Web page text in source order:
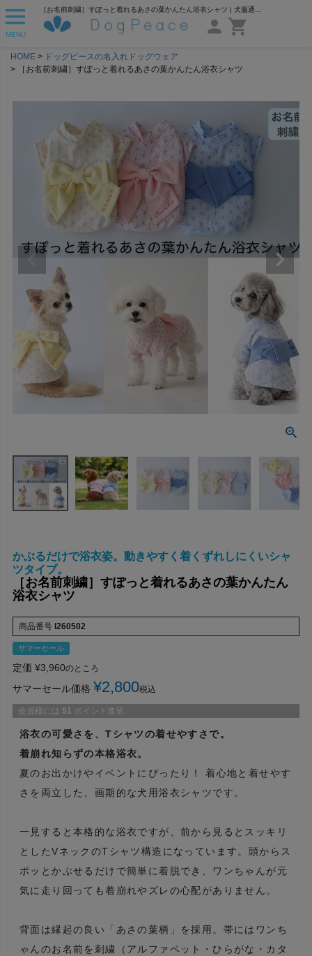
MENU
HOME
ドッグピースの名入れドッグウェア
［お名前刺繍］すぽっと着れるあさの葉かんたん浴衣シャツ
かぶるだけで浴衣姿。動きやすく着くずれしにくいシャ
ツタイプ。
［お名前刺繍］すぽっと着れるあさの葉かんたん
浴衣シャツ
商品番号 I260502
サマーセール
定価 ¥3,960のところ
サマーセール価格 ¥2,800税込
会員様には 51 ポイント進呈
浴衣の可愛さを、Tシャツの着せやすさで。
着崩れ知らずの本格浴衣。
夏のお出かけやイベントにぴったり！ 着心地と着せやす
さを両立した、画期的な犬用浴衣シャツです。
一見すると本格的な浴衣ですが、前から見るとスッキリ
としたVネックのTシャツ構造になっています。頭からス
ポッとかぶせるだけで簡単に着脱でき、ワンちゃんが元
気に走り回っても着崩れやズレの心配がありません。
背面は縁起の良い「あさの葉柄」を採用。帯にはワンち
ゃんのお名前を刺繍（アルファベット・ひらがな・カタ